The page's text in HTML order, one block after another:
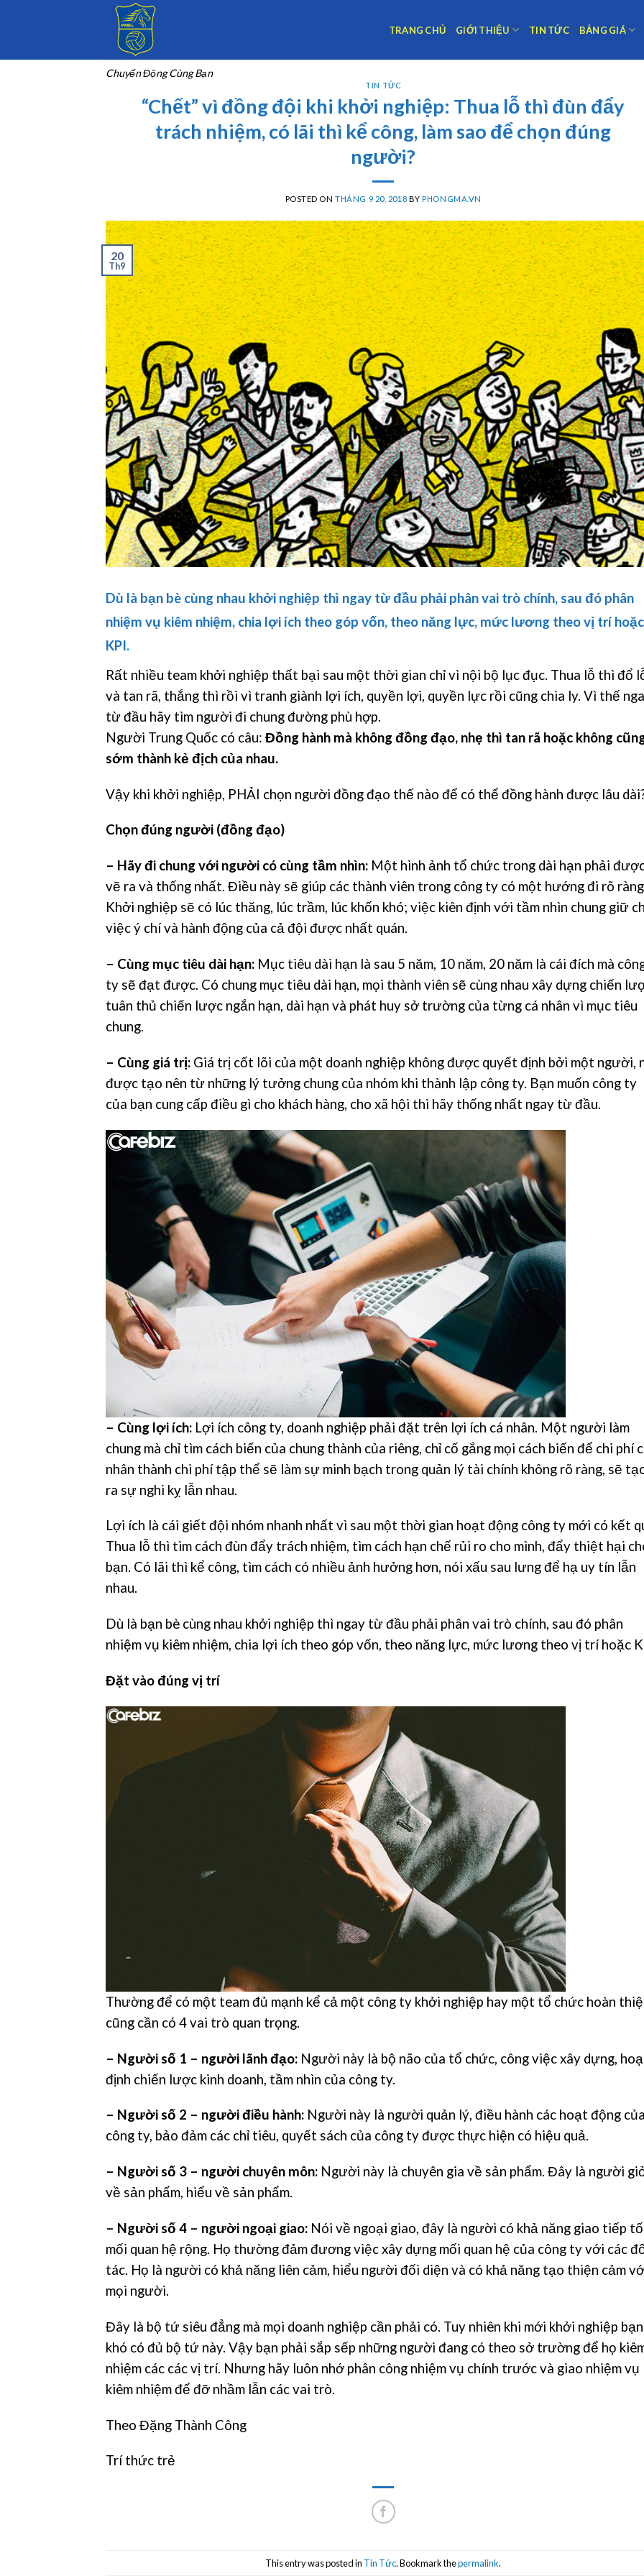
Chuyển Động Cùng Bạn
TRANG CHỦ GIỚI THIỆU TIN TỨC BẢNG GIÁ
TIN TỨC
“Chết” vì đồng đội khi khởi nghiệp: Thua lỗ thì đùn đẩy
trách nhiệm, có lãi thì kể công, làm sao để chọn đúng
người?
POSTED ONTHÁNG 9 20, 2018 BYPHONGMA.VN
20
Th9
Dù là bạn bè cùng nhau khởi nghiệp thì ngay từ đầu phải phân vai trò chính, sau đó phân
nhiệm vụ kiêm nhiệm, chia lợi ích theo góp vốn, theo năng lực, mức lương theo vị trí hoặc
KPI.
Rất nhiều team khởi nghiệp thất bại sau một thời gian chỉ vì nội bộ lục đục. Thua lỗ thì đổ
và tan rã, thắng thì rồi vì tranh giành lợi ích, quyền lợi, quyền lực rồi cũng chia ly. Vì thế
từ đầu hãy tìm người đi chung đường phù hợp.
Người Trung Quốc có câu: Đồng hành mà không đồng đạo, nhẹ thì tan rã hoặc không
sớm thành kẻ địch của nhau.
Vậy khi khởi nghiệp, PHẢI chọn người đồng đạo thế nào để có thể đồng hành được lâu
Chọn đúng người (đồng đạo)
– Hãy đi chung với người có cùng tầm nhìn: Một hình ảnh tổ chức trong dài hạn phải
vẽ ra và thống nhất. Điều này sẽ giúp các thành viên trong công ty có một hướng đi rõ
Khởi nghiệp sẽ có lúc thăng, lúc trầm, lúc khốn khó; việc kiên định với tầm nhìn chung giữ
việc ý chí và hành động của cả đội được nhất quán.
– Cùng mục tiêu dài hạn: Mục tiêu dài hạn là sau 5 năm, 10 năm, 20 năm là cái đích mà
ty sẽ đạt được. Có chung mục tiêu dài hạn, mọi thành viên sẽ cùng nhau xây dựng chiến
tuân thủ chiến lược ngắn hạn, dài hạn và phát huy sở trường của từng cá nhân vì mục tiêu
chung.
– Cùng giá trị: Giá trị cốt lõi của một doanh nghiệp không được quyết định bởi một người,
được tạo nên từ những lý tưởng chung của nhóm khi thành lập công ty. Bạn muốn công ty
của bạn cung cấp điều gì cho khách hàng, cho xã hội thì hãy thống nhất ngay từ đầu.
– Cùng lợi ích: Lợi ích công ty, doanh nghiệp phải đặt trên lợi ích cá nhân. Một người làm
chung mà chỉ tìm cách biến của chung thành của riêng, chỉ cố gắng mọi cách biến để chi phí
nhân thành chi phí tập thể sẽ làm sự minh bạch trong quản lý tài chính không rõ ràng, sẽ
ra sự nghi kỵ lẫn nhau.
Lợi ích là cái giết đội nhóm nhanh nhất vì sau một thời gian hoạt động công ty mới có kết
Thua lỗ thì tìm cách đùn đẩy trách nhiệm, tìm cách hạn chế rủi ro cho mình, đẩy thiệt hại
bạn. Có lãi thì kể công, tìm cách có nhiều ảnh hưởng hơn, nói xấu sau lưng để hạ uy tín lẫn
nhau.
Dù là bạn bè cùng nhau khởi nghiệp thì ngay từ đầu phải phân vai trò chính, sau đó phân
nhiệm vụ kiêm nhiệm, chia lợi ích theo góp vốn, theo năng lực, mức lương theo vị trí hoặc
Đặt vào đúng vị trí
Thường để có một team đủ mạnh kể cả một công ty khởi nghiệp hay một tổ chức hoàn
cũng cần có 4 vai trò quan trọng.
– Người số 1 – người lãnh đạo: Người này là bộ não của tổ chức, công việc xây dựng,
định chiến lược kinh doanh, tầm nhìn của công ty.
– Người số 2 – người điều hành: Người này là người quản lý, điều hành các hoạt động
công ty, bảo đảm các chỉ tiêu, quyết sách của công ty được thực hiện có hiệu quả.
– Người số 3 – người chuyên môn: Người này là chuyên gia về sản phẩm. Đây là người
về sản phẩm, hiểu về sản phẩm.
– Người số 4 – người ngoại giao: Nói về ngoại giao, đây là người có khả năng giao tiếp
mối quan hệ rộng. Họ thường đảm đương việc xây dựng mối quan hệ của công ty với các
tác. Họ là người có khả năng liên cảm, hiểu người đối diện và có khả năng tạo thiện cảm
mọi người.
Đây là bộ tứ siêu đẳng mà mọi doanh nghiệp cần phải có. Tuy nhiên khi mới khởi nghiệp bạn
khó có đủ bộ tứ này. Vậy bạn phải sắp sếp những người đang có theo sở trường để họ
nhiệm các các vị trí. Nhưng hãy luôn nhớ phân công nhiệm vụ chính trước và giao nhiệm vụ
kiêm nhiệm để đỡ nhầm lẫn các vai trò.
Theo Đặng Thành Công
Trí thức trẻ
This entry was posted in Tin Tức. Bookmark thepermalink.